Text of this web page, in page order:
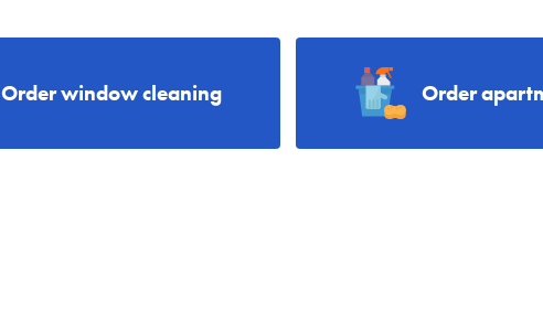
Order window cleaning Order